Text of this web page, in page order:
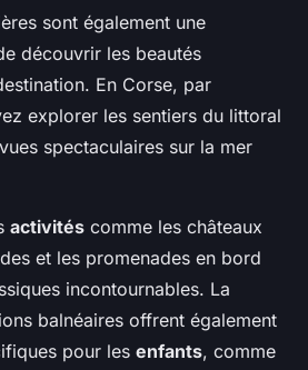
sont également une
découvrir les beautés
En Corse, par
explorer les sentiers du littoral
spectaculaires sur la mer
activités comme les châteaux
et les promenades en bord
incontournables. La
balnéaires offrent également
pour les enfants, comme